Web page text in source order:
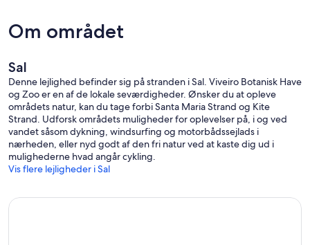
Om området
Sal
Denne lejlighed befinder sig på stranden i Sal. Viveiro Botanisk Have
og Zoo er en af de lokale seværdigheder. Ønsker du at opleve
områdets natur, kan du tage forbi Santa Maria Strand og Kite
Strand. Udforsk områdets muligheder for oplevelser på, i og ved
vandet såsom dykning, windsurfing og motorbådssejlads i
nærheden, eller nyd godt af den fri natur ved at kaste dig ud i
mulighederne hvad angår cykling.
Vis flere lejligheder i Sal